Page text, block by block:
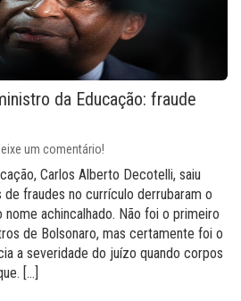
da Educação: fraude
um comentário!
Carlos Alberto Decotelli, saiu
de fraudes no currículo derrubaram o
achincalhado. Não foi o primeiro
de Bolsonaro, mas certamente foi o
a severidade do juízo quando corpos
[…]